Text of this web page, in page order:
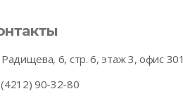
Радищева, 6, стр. 6, этаж 3, офис 301
90-32-80